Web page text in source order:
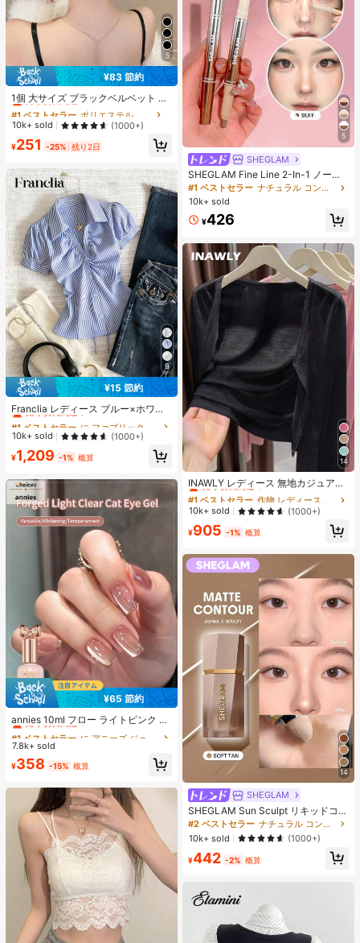
5
¥83 節約
1個 大サイズ ブラックベルベット リ
ボン ヘアクリップ クリスタルライン
ストーン装飾付き、エレガントな二
重レイヤー フロック加工リボン レデ
ィース用
#1 ベストセラー
ポリエステル 髪の爪
売り切れ間近！
#1 ベストセラー
売り切れ間近！
#1 ベストセラー
売り切れ間近！
#1 ベストセラー
売り切れ間近！
10k+ sold (1000+)
¥251 -25% 残り2日
9
¥15 節約
Franclia レディース ブルー×ホワイ
ト ストライプ ボタン付きシャーリン
グ Vネックシャツ 夏向け エフォート
レスシック ブラウス 通学・新学期向
け 春カジュアル
#1 ベストセラー
に ファブリック 柔らかなオフィスブラウス
売り切れ間近！
#1 ベストセラー
売り切れ間近！
#1 ベストセラー
売り切れ間近！
#1 ベストセラー
に ファブリック 柔らかなオフィスブラウス
売り切れ間近！
10k+ sold (1000+)
¥1,209 -1% 概算
¥65 節約
annies 10ml フロー ライトピンク キ
ャットアイ ジェルネイルポリッシュ
ウルトラシャイン UVジェル ミラー
グラス キャットマグネットジェル ワ
ニス ネイルサプライ
#1 ベストセラー
に アニーズ ジェルネイルポリッシュ
売り切れ間近！
#1 ベストセラー
売り切れ間近！
#1 ベストセラー
売り切れ間近！
#1 ベストセラー
に アニーズ ジェルネイルポリッシュ
7.8k+ sold
¥358 -15% 概算
5
SHEGLAM
SHEGLAM Fine Line 2-In-1 ノーズ
コンター&ハイライトペン-Buff ノー
ズシャドウ シェーディング 女性と女
の子のためのブランドビューティー
コスメメイクアップ
#1 ベストセラー
ナチュラル コントゥア＆ブロンザー
10k+ sold
¥426
14
INAWLY レディース 無地カジュアル
薄手カーディガン、春夏用
#1 ベストセラー
売り切れ間近！
#1 ベストセラー
売り切れ間近！
#1 ベストセラー
売り切れ間近！
#1 ベストセラー
売り切れ間近！
10k+ sold (1000+)
¥905 -1% 概算
14
SHEGLAM
SHEGLAM Sun Sculpt リキッドコン
ター-Soft Tan ノーズシャドウ シェ
ーディング 女性と女の子のためのブ
ランドビューティーコスメメイクア
ップ
#2 ベストセラー
ナチュラル コントゥア＆ブロンザー
10k+ sold
(1000+)
¥442 -2% 概算